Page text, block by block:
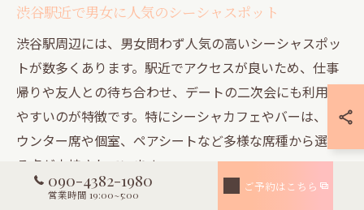
渋谷駅近で男女に人気のシーシャスポット
渋谷駅周辺には、男女問わず人気の高いシーシャスポッ
トが数多くあります。駅近でアクセスが良いため、仕事
帰りや友人との待ち合わせ、デートの二次会にも利用し
やすいのが特徴です。特にシーシャカフェやバーは、カ
ウンター席や個室、ペアシートなど多様な席種から選べ
る点が支持されています。
人気店の多くは深夜営業をしており、終電を気にせずゆ
090-4382-1980
営業時間 19:00~5:00
ご予約はこちら